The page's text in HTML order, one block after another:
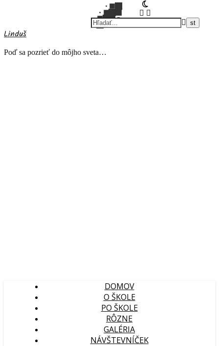
Linduš
Poď sa pozrieť do môjho sveta…
DOMOV
O ŠKOLE
PO ŠKOLE
RÔZNE
GALÉRIA
NÁVŠTEVNÍČEK